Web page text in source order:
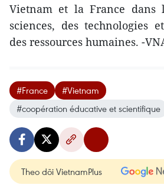
Vietnam et la France dans
sciences, des technologies
des ressources humaines. -
#France
#Vietnam
#coopération éducative et scientifique
Theo dõi VietnamPlus